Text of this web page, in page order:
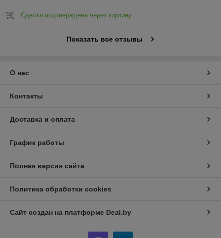
Сделка подтверждена через корзину
Показать все отзывы
О нас
Контакты
Доставка и оплата
График работы
Полная версия сайта
Политика обработки cookies
Сайт создан на платформе Deal.by